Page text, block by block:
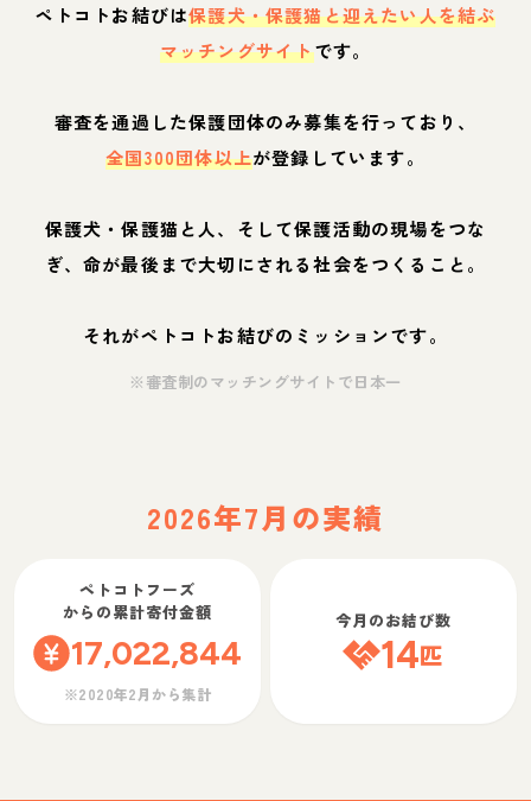
ペトコトお結びは保護犬・保護猫と迎えたい人を結ぶ
マッチングサイトです。
審査を通過した保護団体のみ募集を行っており、
全国300団体以上が登録しています。
保護犬・保護猫と人、そして保護活動の現場をつな
ぎ、命が最後まで大切にされる社会をつくること。
それがペトコトお結びのミッションです。
※審査制のマッチングサイトで日本一
2026年7月の実績
ペトコトフーズ
からの累計寄付金額
17,022,844
※2020年2月から集計
今月のお結び数
14匹